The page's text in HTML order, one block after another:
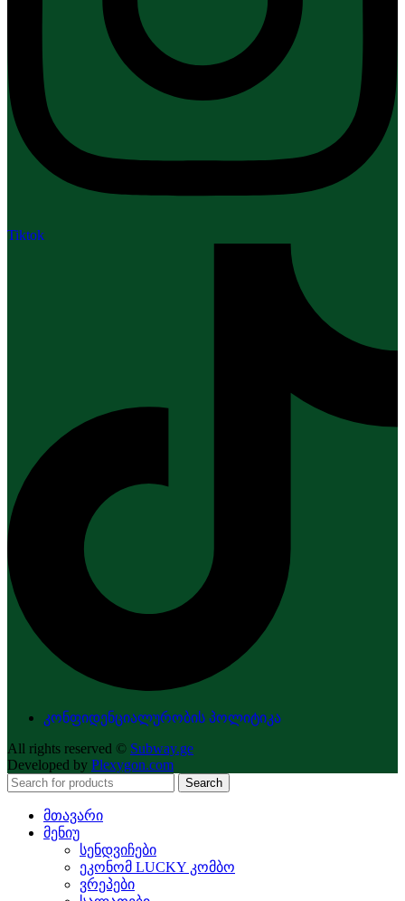
Tiktok
კონფიდენციალურობის პოლიტიკა
All rights reserved © Subway.ge
Developed by Plexygon.com
Search
მთავარი
მენიუ
სენდვიჩები
ეკონომ LUCKY კომბო
ვრეპები